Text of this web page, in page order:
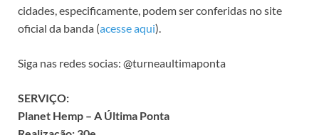
cidades, especificamente, podem ser conferidas no site
oficial da banda (acesse aqui).
Siga nas redes socias: @turneaultimaponta
SERVIÇO:
Planet Hemp – A Última Ponta